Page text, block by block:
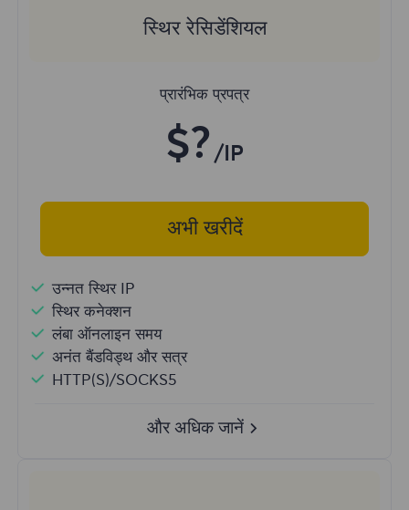
स्थिर रेसिडेंशियल
प्रारंभिक प्रपत्र
$? /IP
अभी खरीदें
उन्नत स्थिर IP
स्थिर कनेक्शन
लंबा ऑनलाइन समय
अनंत बैंडविड्थ और सत्र
HTTP(S)/SOCKS5
और अधिक जानें